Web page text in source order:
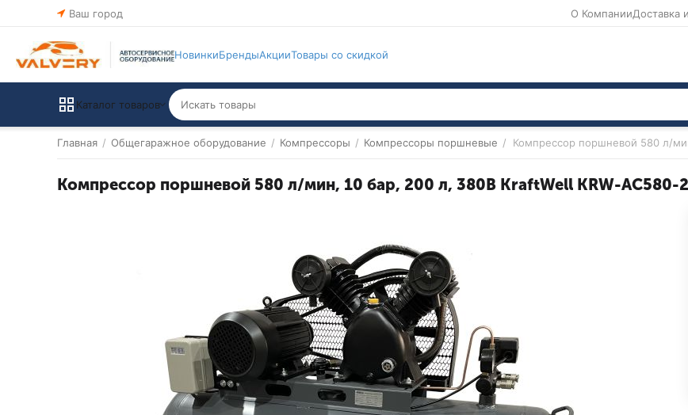
Ваш город О КомпанииДоставка
НовинкиБрендыАкцииТовары со скидкой
Каталог товаров
Главная / Общегаражное оборудование / Компрессоры / Компрессоры поршневые / Компрессор поршневой 580 л/
Компрессор поршневой 580 л/мин, 10 бар, 200 л, 380В KraftWell KRW-AC580-